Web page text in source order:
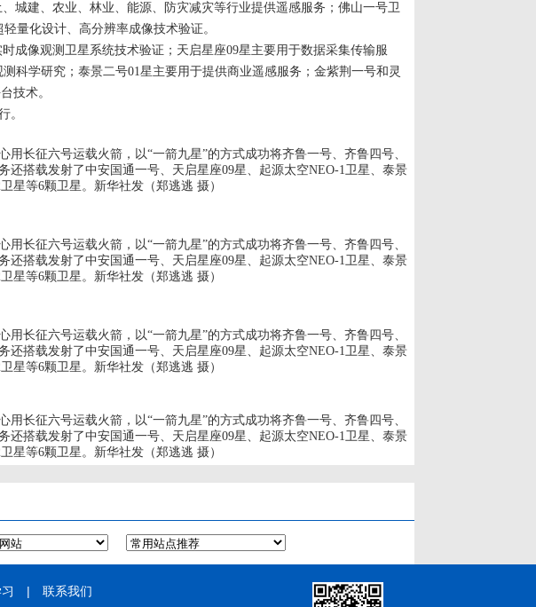
城建、农业、林业、能源、防灾减灾等行业提供遥感服务；佛山一号卫
量化设计、高分辨率成像技术验证。
成像观测卫星系统技术验证；天启星座09星主要用于数据采集传输服
科学研究；泰景二号01星主要用于提供商业遥感服务；金紫荆一号和灵
技术。
。
用长征六号运载火箭，以“一箭九星”的方式成功将齐鲁一号、齐鲁四号、
还搭载发射了中安国通一号、天启星座09星、起源太空NEO-1卫星、泰景
星等6颗卫星。新华社发（郑逃逃 摄）
用长征六号运载火箭，以“一箭九星”的方式成功将齐鲁一号、齐鲁四号、
还搭载发射了中安国通一号、天启星座09星、起源太空NEO-1卫星、泰景
星等6颗卫星。新华社发（郑逃逃 摄）
用长征六号运载火箭，以“一箭九星”的方式成功将齐鲁一号、齐鲁四号、
还搭载发射了中安国通一号、天启星座09星、起源太空NEO-1卫星、泰景
星等6颗卫星。新华社发（郑逃逃 摄）
用长征六号运载火箭，以“一箭九星”的方式成功将齐鲁一号、齐鲁四号、
还搭载发射了中安国通一号、天启星座09星、起源太空NEO-1卫星、泰景
星等6颗卫星。新华社发（郑逃逃 摄）
| 联系我们